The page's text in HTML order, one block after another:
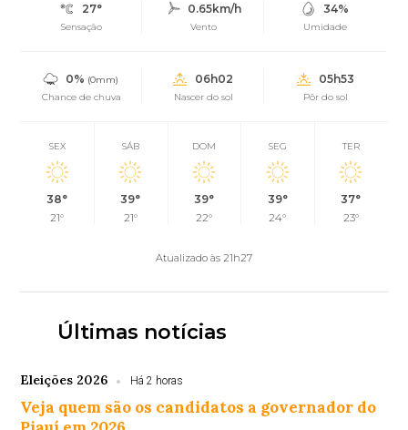
27°
Sensação
0.65km/h
Vento
34%
Umidade
0% (0mm)
Chance de chuva
06h02
Nascer do sol
05h53
Pôr do sol
SEX
38°
21°
SÁB
39°
21°
DOM
39°
22°
SEG
39°
24°
TER
37°
23°
Atualizado às 21h27
Últimas notícias
Eleições 2026 Há 2 horas
Veja quem são os candidatos a governador do